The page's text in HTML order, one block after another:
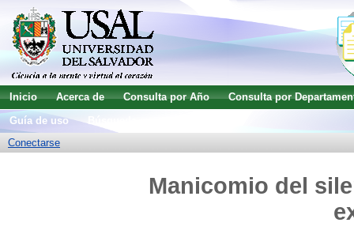
Inicio Acerca de Consulta por Año
Consulta por
Guía de uso
Conectarse
Manicomio del